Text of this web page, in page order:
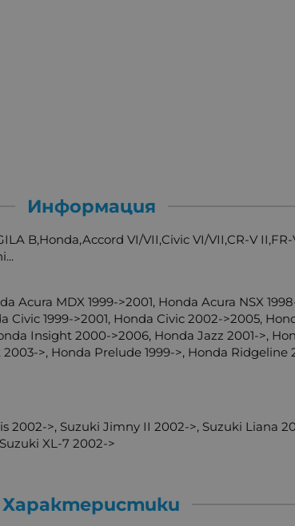
Информация
B,Honda,Accord VI/VII,Civic VI/VII,CR-V
Acura MDX 1999->2001, Honda Acura NSX
1999->2001, Honda Civic 2002->2005,
Insight 2000->2006, Honda Jazz 2001->,
>, Honda Prelude 1999->, Honda Ridgeline
2002->, Suzuki Jimny II 2002->, Suzuki Liana
XL-7 2002->
Характеристики